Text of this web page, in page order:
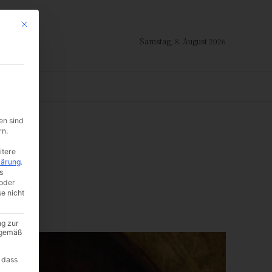
Samstag, 8. August 2026
Mit diesem Button wird der Dialog geschlossen. Seine Funktionalität ist
sind
.
nicht
zur